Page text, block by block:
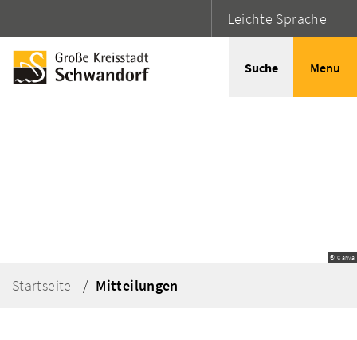
Leichte Sprache
Suche Menu
© Canva
Startseite Mitteilungen